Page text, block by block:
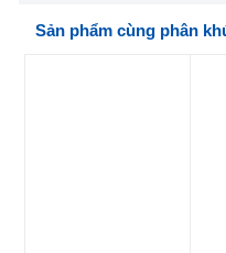
Sản phẩm cùng phân